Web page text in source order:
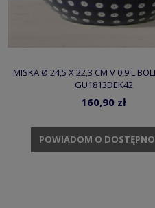
MISKA Ø 24,5 X 22,3 CM V 0,9 L
GU1813DEK42
160,90 zł
POWIADOM O